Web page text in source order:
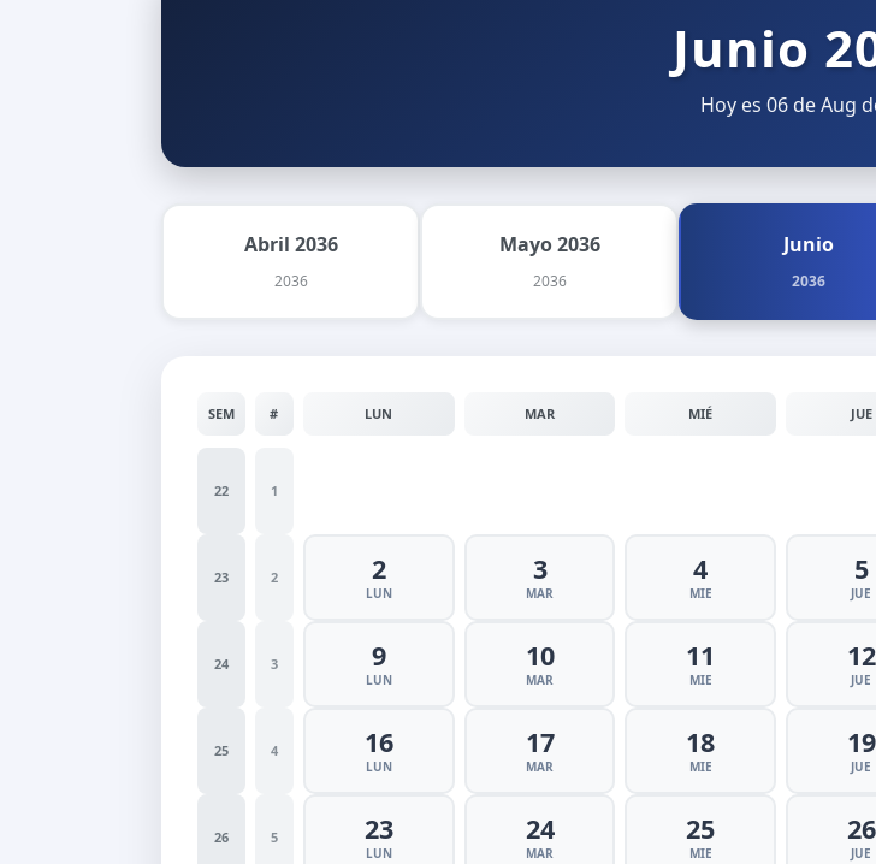
Junio
Hoy es 06 de Aug
Abril 2036
2036
Mayo 2036
2036
Junio
2036
SEM # LUN MAR MIÉ JUE
22 1
23 2 2
LUN
3
MAR
4
MIE
5
JUE
24 3 9
LUN
10
MAR
11
MIE
12
JUE
25 4 16
LUN
17
MAR
18
MIE
19
JUE
26 5 23
LUN
24
MAR
25
MIE
26
JUE